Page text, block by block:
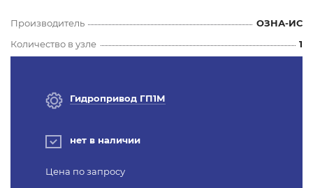
Производитель
ОЗНА-ИС
Количество в узле
1
Гидропривод ГП1М
нет в наличии
Цена по запросу